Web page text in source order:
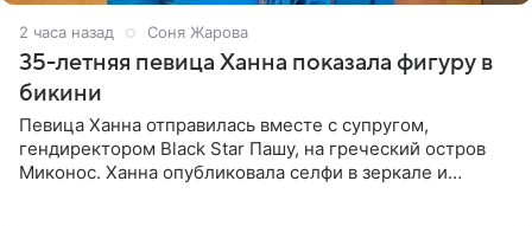
2 часа назад Соня Жарова
35-летняя певица Ханна показала фигуру в
бикини
Певица Ханна отправилась вместе с супругом,
гендиректором Black Star Пашу, на греческий остров
Миконос. Ханна опубликовала селфи в зеркале и